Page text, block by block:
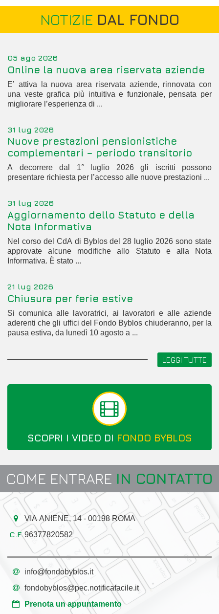
NOTIZIE DAL FONDO
05 ago 2026
Online la nuova area riservata aziende
E’ attiva la nuova area riservata aziende, rinnovata con
una veste grafica più intuitiva e funzionale, pensata per
migliorare l’esperienza di ...
31 lug 2026
Nuove prestazioni pensionistiche
complementari – periodo transitorio
A decorrere dal 1° luglio 2026 gli iscritti possono
presentare richiesta per l’accesso alle nuove prestazioni ...
31 lug 2026
Aggiornamento dello Statuto e della
Nota Informativa
Nel corso del CdA di Byblos del 28 luglio 2026 sono state
approvate alcune modifiche allo Statuto e alla Nota
Informativa. È stato ...
21 lug 2026
Chiusura per ferie estive
Si comunica alle lavoratrici, ai lavoratori e alle aziende
aderenti che gli uffici del Fondo Byblos chiuderanno, per la
pausa estiva, da lunedì 10 agosto a ...
LEGGI TUTTE
SCOPRI I VIDEO DI FONDO BYBLOS
COME ENTRARE IN CONTATTO
VIA ANIENE, 14 - 00198 ROMA
96377820582
info@fondobyblos.it
fondobyblos@pec.notificafacile.it
Prenota un appuntamento